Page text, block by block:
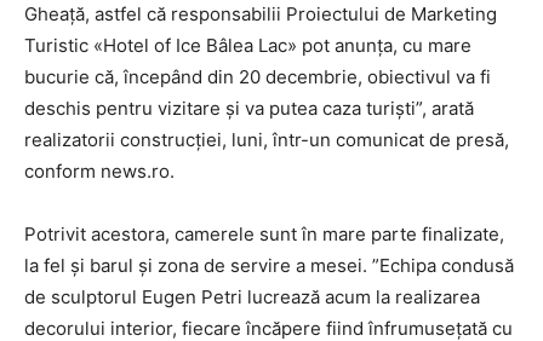
Gheaţă, astfel că responsabilii Proiectului de Marketing
Turistic «Hotel of Ice Bâlea Lac» pot anunţa, cu mare
bucurie că, începând din 20 decembrie, obiectivul va fi
deschis pentru vizitare şi va putea caza turişti”, arată
realizatorii construcţiei, luni, într-un comunicat de presă,
conform news.ro.
Potrivit acestora, camerele sunt în mare parte finalizate,
la fel şi barul şi zona de servire a mesei. ”Echipa condusă
de sculptorul Eugen Petri lucrează acum la realizarea
decorului interior, fiecare încăpere fiind înfrumuseţată cu